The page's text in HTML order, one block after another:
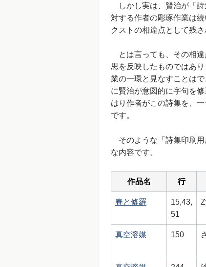
しかし実は、賢治が「詩
対する作者の彫琢作業は
クストの相違点として残さ
とは言っても、その相違
思を反映したものではあ
業の一環と見なすことは
に賢治が意図的に字句を
はり作者がこの詩集を、
です。
そのような「詩集印刷用
な内容です。
作品名 行
春と修羅
15,43,
51
真空溶媒 150